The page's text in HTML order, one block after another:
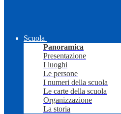
Scuola
Panoramica
Presentazione
I luoghi
Le persone
I numeri della scuola
Le carte della scuola
Organizzazione
La storia